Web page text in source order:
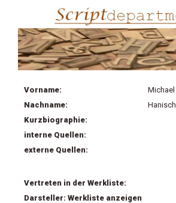
Vorname:
Michael
Nachname:
Hanisch
Kurzbiographie:
interne Quellen:
externe Quellen:
Vertreten in der Werkliste:
Darsteller: Werkliste anzeigen